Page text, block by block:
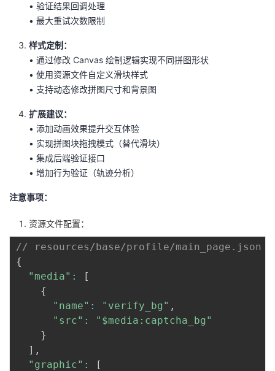
• 验证结果回调处理
• 最大重试次数限制
样式定制：
• 通过修改 Canvas 绘制逻辑实现不同拼图形状
• 使用资源文件自定义滑块样式
• 支持动态修改拼图尺寸和背景图
扩展建议：
• 添加动画效果提升交互体验
• 实现拼图块拖拽模式（替代滑块）
• 集成后端验证接口
• 增加行为验证（轨迹分析）
注意事项：
资源文件配置：
// resources/base/profile/main_page.json
{
"media" :
[
{
"name" : "verify_bg" ,
"src" :
"$media:captcha_bg"
}
] ,
"graphic" :
[